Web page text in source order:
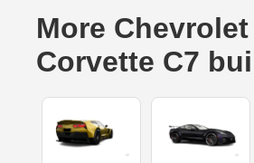
More Chevrolet
Corvette C7